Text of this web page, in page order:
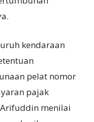
kendaraan
pelat nomor
pajak
menilai